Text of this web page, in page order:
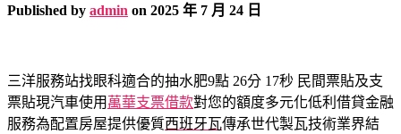
Published by admin on 2025 年 7 月 24 日
三洋服務站找眼科適合的抽水肥9點 26分 17秒 民間票貼及支
票貼現汽車使用 萬華支票借款對您的額度多元化低利借貸金融
服務為配置房屋提供優質西班牙瓦傳承世代製瓦技術業界結